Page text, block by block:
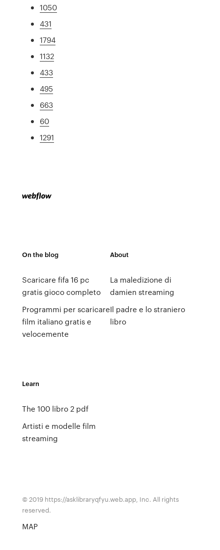
1050
431
1794
1132
433
495
663
60
1291
On the blog
Scaricare fifa 16 pc
gratis gioco completo
Programmi per scaricare
film italiano gratis e
velocemente
About
La maledizione di
damien streaming
Il padre e lo straniero
libro
Learn
The 100 libro 2 pdf
Artisti e modelle film
streaming
© 2019 https://asklibraryqfyu.web.app, Inc. All rights
reserved.
MAP